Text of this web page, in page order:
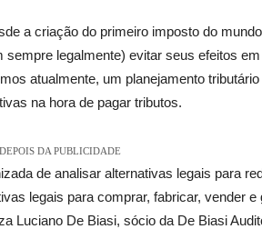
a criação do primeiro imposto do
legalmente) evitar seus efeitos
atualmente, um planejamento
na hora de pagar tributos.
DA PUBLICIDADE
de analisar alternativas legais para
legais para comprar, fabricar, vender e
Luciano De Biasi, sócio da De Biasi